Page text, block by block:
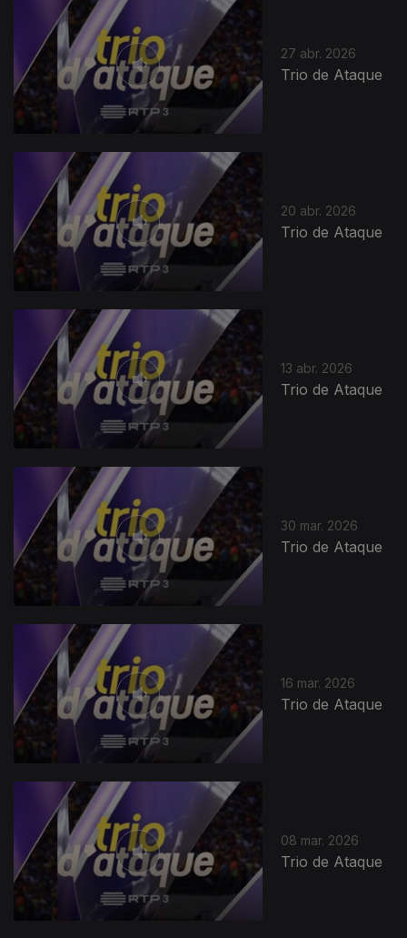
27 abr. 2026
Trio de Ataque
20 abr. 2026
Trio de Ataque
13 abr. 2026
Trio de Ataque
30 mar. 2026
Trio de Ataque
16 mar. 2026
Trio de Ataque
08 mar. 2026
Trio de Ataque